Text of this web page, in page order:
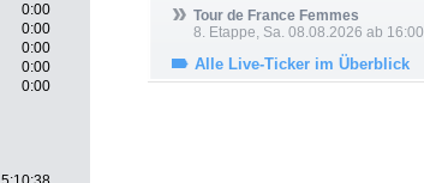
0:00
0:00
0:00
0:00
0:00
Tour de France Femmes
8. Etappe, Sa. 08.08.2026 ab 16:00
Alle Live-Ticker im Überblick